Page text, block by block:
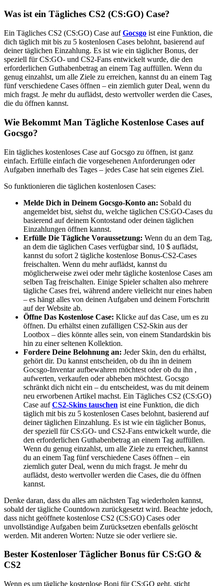
Was ist ein Tägliches CS2 (CS:GO) Case?
Ein Tägliches CS2 (CS:GO) Case aufGocsgo ist eine Funktion, die
dich täglich mit bis zu 5 kostenlosen Cases belohnt, basierend auf
deiner täglichen Einzahlung. Es ist wie ein täglicher Bonus, der
speziell für CS:GO- und CS2-Fans entwickelt wurde, die den
erforderlichen Guthabenbetrag an einem Tag auffüllen. Wenn du
genug einzahlst, um alle Ziele zu erreichen, kannst du an einem Tag
fünf verschiedene Cases öffnen – ein ziemlich guter Deal, wenn du
mich fragst. Je mehr du auflädst, desto wertvoller werden die Cases,
die du öffnen kannst.
Wie Bekommt Man Tägliche Kostenlose Cases auf
Gocsgo?
Ein tägliches kostenloses Case auf Gocsgo zu öffnen, ist ganz
einfach. Erfülle einfach die vorgesehenen Anforderungen oder
Aufgaben innerhalb des Tages – jedes Case hat sein eigenes Ziel.
So funktionieren die täglichen kostenlosen Cases:
Melde Dich in Deinem Gocsgo-Konto an: Sobald du
angemeldet bist, siehst du, welche täglichen CS:GO-Cases du
basierend auf deinem Kontostand oder deinen täglichen
Einzahlungen öffnen kannst.
Erfülle Die Tägliche Voraussetzung: Wenn du an dem Tag,
an dem die täglichen Cases verfügbar sind, 10 $ auflädst,
kannst du sofort 2 tägliche kostenlose Bonus-CS2-Cases
freischalten. Wenn du mehr auflädst, kannst du
möglicherweise zwei oder mehr tägliche kostenlose Cases am
selben Tag freischalten. Einige Spieler schalten also mehrere
tägliche Cases frei, während andere vielleicht nur eines haben
– es hängt alles von deinen Aufgaben und deinem Fortschritt
auf der Website ab.
Öffne Das Kostenlose Case: Klicke auf das Case, um es zu
öffnen. Du erhältst einen zufälligen CS2-Skin aus der
Lootbox – dies könnte alles sein, von einem Standardskin bis
hin zu einer seltenen Kollektion.
Fordere Deine Belohnung an: Jeder Skin, den du erhältst,
gehört dir. Du kannst entscheiden, ob du ihn in deinem
Gocsgo-Inventar aufbewahren möchtest oder ob du ihn ,
aufwerten, verkaufen oder abheben möchtest. Gocsgo
schränkt dich nicht ein – du entscheidest, was du mit deinem
neu erworbenen Artikel machst. Ein Tägliches CS2 (CS:GO)
Case aufCS2-Skins tauschen ist eine Funktion, die dich
täglich mit bis zu 5 kostenlosen Cases belohnt, basierend auf
deiner täglichen Einzahlung. Es ist wie ein täglicher Bonus,
der speziell für CS:GO- und CS2-Fans entwickelt wurde, die
den erforderlichen Guthabenbetrag an einem Tag auffüllen.
Wenn du genug einzahlst, um alle Ziele zu erreichen, kannst
du an einem Tag fünf verschiedene Cases öffnen – ein
ziemlich guter Deal, wenn du mich fragst. Je mehr du
auflädst, desto wertvoller werden die Cases, die du öffnen
kannst.
Denke daran, dass du alles am nächsten Tag wiederholen kannst,
sobald der tägliche Countdown zurückgesetzt wird. Beachte jedoch,
dass nicht geöffnete kostenlose CS2 (CS:GO) Cases oder
unvollständige Aufgaben beim Zurücksetzen ebenfalls gelöscht
werden. Mit anderen Worten: Nutze sie oder verliere sie.
Bester Kostenloser Täglicher Bonus für CS:GO &
CS2
Wenn es um tägliche kostenlose Boni für CS:GO geht, sticht